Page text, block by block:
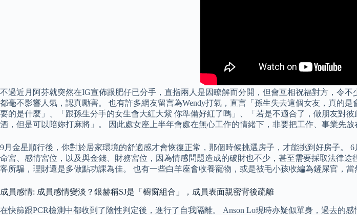
不過近月阿芬就突然在IG宣佈跟肥仔已分手，直指兩人是因瞭解而分開，但會互相祝福對方，令
都毫不影響人氣，認真勵害。 也有許多網友留言為Wendy打氣，直言「孫生失去這個女友，真的
要的是什麼」、「跟孫生分手的女生會大紅大紫 你準備好紅了嗎」、「若是不適合了，做朋友對
酒，但是可以陪妳打麻將」。 因此處女座上半年會處在無心工作的情緒下，非要把工作、事業先放
9月金星順行後，你對於居家環境的舒適感才會恢復正常，那個時候挑選房子，才能挑到好房子
命宮、感情宮位，以及與金錢、財務宮位，因為情感問題造成的破財也不少，甚至需要採取法律
客所騙，理財還是多做點功課為佳。 也有一些白羊座會收養寵物，或是被毛小孩收編為鏟屎官，
成員感情: 成員感情變淡？銀赫稱SJ是「櫥窗組合」，成員表面親密背後疏離
在快篩跟PCR檢測中都收到了陰性判定後，進行了自我隔離。 Anson Lo現時亦疑似單身，過去的